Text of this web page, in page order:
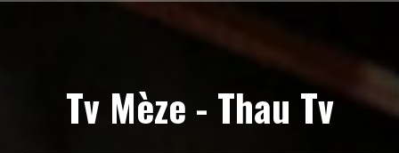
Tv Mèze - Thau Tv